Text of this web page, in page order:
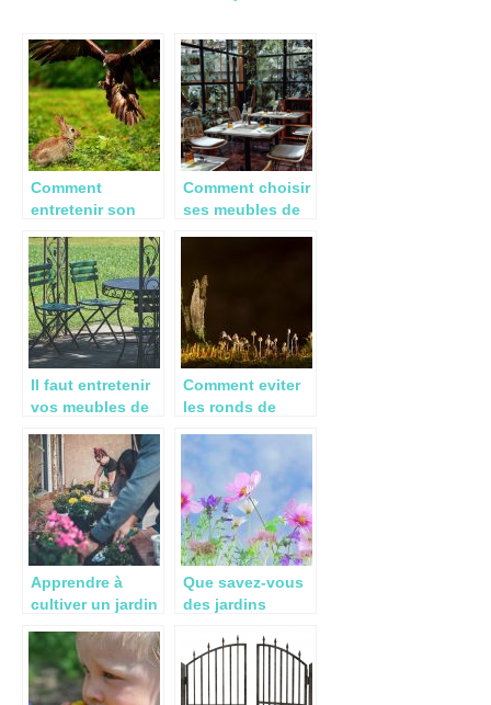
Comment
entretenir son
Comment choisir
ses meubles de
Il faut entretenir
vos meubles de
Comment eviter
les ronds de
Apprendre à
cultiver un jardin
Que savez-vous
des jardins